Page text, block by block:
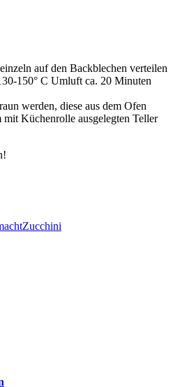
auf den Backblechen verteilen
150° C Umluft ca. 20 Minuten
werden, diese aus dem Ofen
mit Küchenrolle ausgelegten Teller
Zucchini